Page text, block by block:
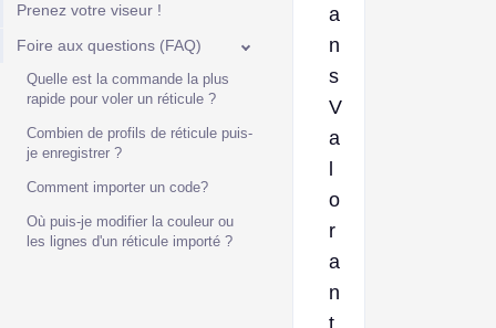
Prenez votre viseur !
Foire aux questions (FAQ)
Quelle est la commande la plus
rapide pour voler un réticule ?
Combien de profils de réticule puis-
je enregistrer ?
Comment importer un code?
Où puis-je modifier la couleur ou
les lignes d'un réticule importé ?
a
n
s
V
a
o
r
a
n
t